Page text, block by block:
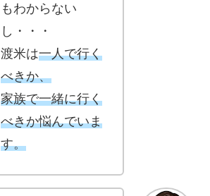
もわからない
し・・・
渡米は一人で行く
べきか、
家族で一緒に行く
べきか悩んでいま
す。